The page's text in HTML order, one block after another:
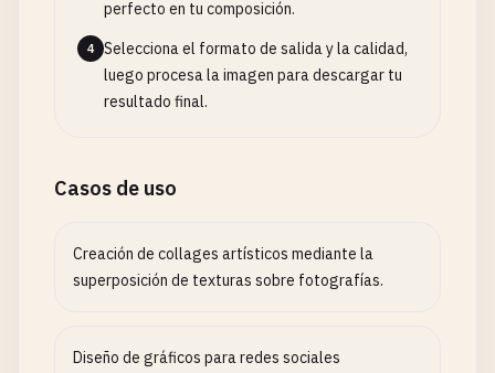
perfecto en tu composición.
4
Selecciona el formato de salida y la calidad,
luego procesa la imagen para descargar tu
resultado final.
Casos de uso
Creación de collages artísticos mediante la
superposición de texturas sobre fotografías.
Diseño de gráficos para redes sociales